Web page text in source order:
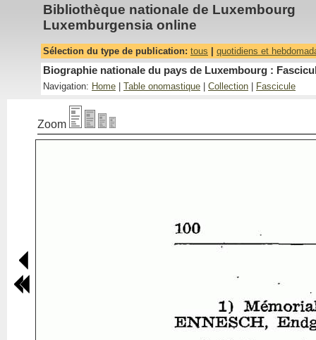
Bibliothèque nationale de Luxembourg
Luxemburgensia online
Sélection du type de publication: tous quotidiens et
Biographie nationale du pays de Luxembourg :
Navigation: Home Table onomastique Collection Fascicule
Zoom